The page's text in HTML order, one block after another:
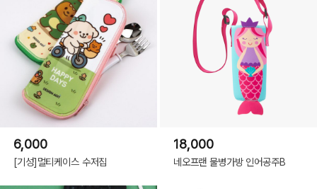
6,000
[기성]멀티케이스 수저집
18,000
네오프랜 물병가방 인어공주B